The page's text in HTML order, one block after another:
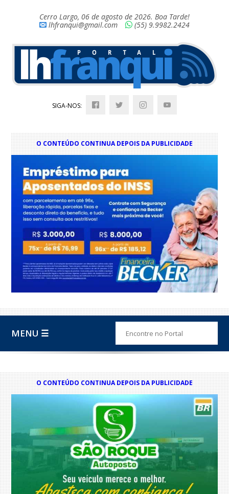
Cerro Largo, 06 de agosto de 2026. Boa Tarde!
lhfranqui@gmail.com
(55) 9.9982.2424
SIGA-NOS:
O CONTEÚDO CONTINUA DEPOIS DA PUBLICIDADE
MENU ☰
O CONTEÚDO CONTINUA DEPOIS DA PUBLICIDADE